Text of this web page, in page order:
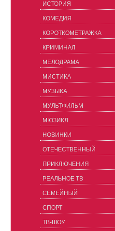
ИСТОРИЯ
КОМЕДИЯ
КОРОТКОМЕТРАЖКА
КРИМИНАЛ
МЕЛОДРАМА
МИСТИКА
МУЗЫКА
МУЛЬТФИЛЬМ
МЮЗИКЛ
НОВИНКИ
ОТЕЧЕСТВЕННЫЙ
ПРИКЛЮЧЕНИЯ
РЕАЛЬНОЕ ТВ
СЕМЕЙНЫЙ
СПОРТ
ТВ-ШОУ